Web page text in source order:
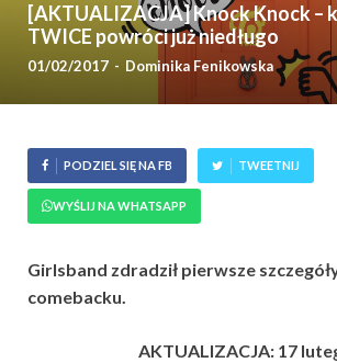
[AKTUALIZACJA] Knock Knock –
TWICE powróci już niedługo
01/02/2017 - Dominika Fenikowska
PODZIEL SIĘ NA FB TWEETNIJ
WYŚLIJ NA WHATSAPP
Girlsband zdradził pierwsze
comebacku.
AKTUALIZACJA: 17